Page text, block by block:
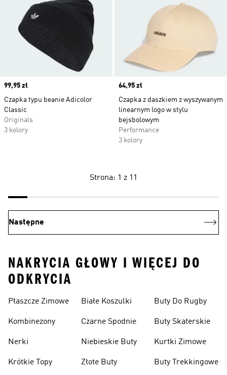
Price
99,95 zł
Czapka typu beanie Adicolor
Classic
Originals
3 kolory
Price
64,95 zł
Czapka z daszkiem z wyszywanym
linearnym logo w stylu
bejsbolowym
Performance
3 kolory
Strona: 1 z 11
Następne
NAKRYCIA GŁOWY I WIĘCEJ DO
ODKRYCIA
Płaszcze Zimowe
Kombinezony
Nerki
Krótkie Topy
Białe Koszulki
Czarne Spodnie
Niebieskie Buty
Złote Buty
Buty Do Rugby
Buty Skaterskie
Kurtki Zimowe
Buty Trekkingowe